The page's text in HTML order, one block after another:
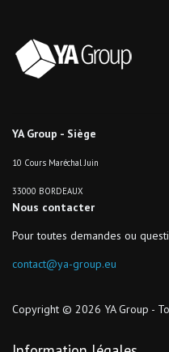
YA Group - Siège
10 Cours Maréchal Juin
33000 BORDEAUX
Nous contacter
Pour toutes demandes ou
contact@ya-group.eu
Copyright © 2026 YA Group -